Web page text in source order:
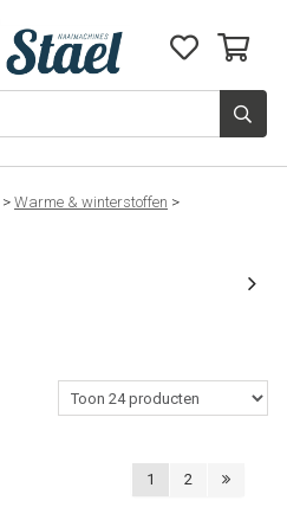
> Warme & winterstoffen >
1 2